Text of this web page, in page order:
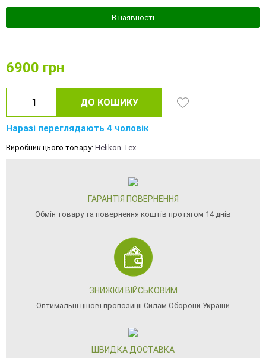
В наявності
6900 грн
ДО КОШИКУ
Наразі переглядають 4 чоловік
Виробник цього товару: Helikon-Tex
ГАРАНТІЯ ПОВЕРНЕННЯ
Обмін товару та повернення коштів протягом 14 днів
ЗНИЖКИ ВІЙСЬКОВИМ
Оптимальні цінові пропозиції Силам Оборони України
ШВИДКА ДОСТАВКА